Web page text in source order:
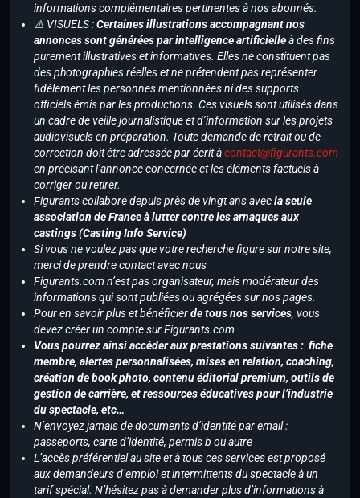
informations complémentaires pertinentes à nos abonnés.
⚠️ VISUELS :Certaines illustrations accompagnant nos
annonces sont générées par intelligence artificielleà des fins
purement illustratives et informatives. Elles ne constituent pas
des photographies réelles et ne prétendent pas représenter
fidèlement les personnes mentionnées ni des supports
officiels émis par les productions. Ces visuels sont utilisés dans
un cadre de veille journalistique et d’information sur les projets
audiovisuels en préparation. Toute demande de retrait ou de
correction doit être adressée par écrit àcontact@figurants.com
en précisant l’annonce concernée et les éléments factuels à
corriger ou retirer.
Figurants collabore depuis près de vingt ans avecla seule
association de France à lutter contre les arnaques aux
castings (Casting Info Service)
Si vous ne voulez pas que votre recherche figure sur notre site,
merci de prendre contact avec nous
Figurants.com n’est pas organisateur, mais modérateur des
informations qui sont publiées ou agrégées sur nos pages.
Pour en savoir plus et bénéficierde tous nos services, vous
devez créer un compte sur Figurants.com
Vous pourrez ainsi accéder aux prestations suivantes : fiche
membre, alertes personnalisées, mises en relation, coaching,
création de book photo, contenu éditorial premium, outils de
gestion de carrière, et ressources éducatives pour l’industrie
du spectacle, etc…
N’envoyez jamais de documents d’identité par email :
passeports, carte d’identité, permis b ou autre
L’accès préférentiel au site et à tous ces services est proposé
aux demandeurs d’emploi et intermittents du spectacle à un
tarif spécial. N’hésitez pas à demander plus d’informations à